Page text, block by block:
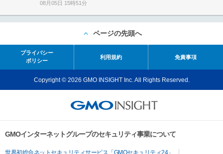
08月05日 15時51分
ページの先頭へ
プライバシー
ポリシー
利用規約 免責事項
Copyright © 2026 GMO INSIGHT Inc. All Rights Reserved.
GMOインターネットグループのセキュリティ事業について
世界初総合ネットセキュリティサービス「GMOセキュリティ24」